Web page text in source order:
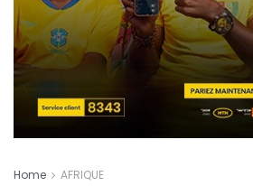
Home AFRIQUE